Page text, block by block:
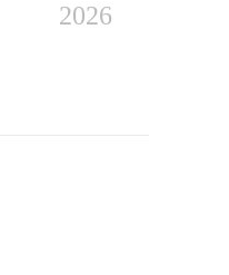
2026